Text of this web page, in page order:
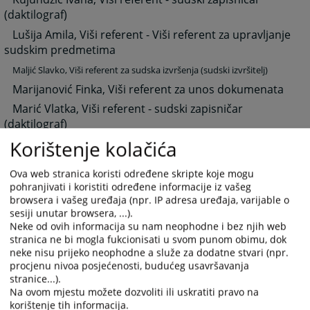
(daktilograf)
Lušija Amila, Viši referent - Viši referent za upravljanje
sudskim predmetima
Maljić Slavko, Viši referent za sudska izvršenja (sudski izvršitelj)
Marijanović Finka, Viši referent za unos dokumenata
Marić Vlatka, Viši referent - sudski zapisničar
(daktilograf)
Marković Renata, Viši referent - sudski zapisničar
(daktilograf)
Martić Danijela, Viši referent - sudski zapisničar
(daktilograf)
Miličević Srđan, Viši referent za administrativno-tehničke poslove u
ZK uredu
Mrakić Muhamed, Referent-portir/recepcioner
Mujak Adela, Viši referent - sudski zapisničar
(daktilograf)
Mušić Neira, Viši referent - sudski zapisničar
Korištenje kolačića
Ova web stranica koristi određene skripte koje mogu
pohranjivati i koristiti određene informacije iz vašeg
browsera i vašeg uređaja (npr. IP adresa uređaja, varijable o
sesiji unutar browsera, ...).
Neke od ovih informacija su nam neophodne i bez njih web
stranica ne bi mogla fukcionisati u svom punom obimu, dok
neke nisu prijeko neophodne a služe za dodatne stvari (npr.
procjenu nivoa posjećenosti, budućeg usavršavanja
stranice...).
Na ovom mjestu možete dozvoliti ili uskratiti pravo na
korištenje tih informacija.